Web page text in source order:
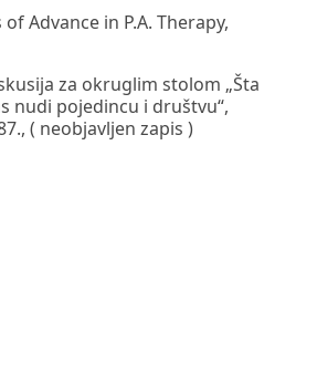
of Advance in P.A. Therapy,
za okruglim stolom „Šta
nudi pojedincu i društvu“,
( neobjavljen zapis )